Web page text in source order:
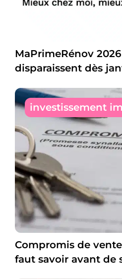
MaPrimeRénov
disparaissent dès
investissement
Compromis de
faut savoir avant de